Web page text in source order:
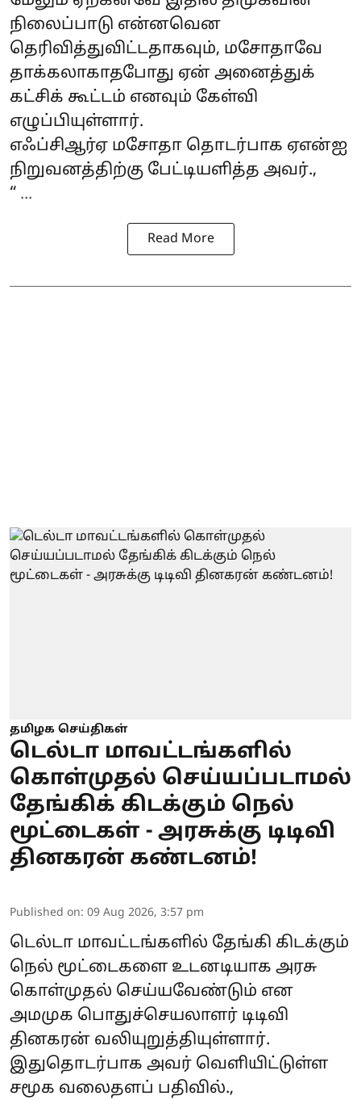
நிலைப்பாடு என்னவென
தெரிவித்துவிட்டதாகவும், மசோதாவே
தாக்கலாகாதபோது ஏன் அனைத்துக்
கட்சிக் கூட்டம் எனவும் கேள்வி
எழுப்பியுள்ளார்.
எஃப்சிஆர்ஏ மசோதா தொடர்பாக ஏஎன்ஐ
நிறுவனத்திற்கு பேட்டியளித்த அவர்.,
“ ...
Read More
தமிழக செய்திகள்
டெல்டா மாவட்டங்களில்
கொள்முதல் செய்யப்படாமல்
தேங்கிக் கிடக்கும் நெல்
மூட்டைகள் - அரசுக்கு டிடிவி
தினகரன் கண்டனம்!
Published on: 09 Aug 2026, 3:57 pm
டெல்டா மாவட்டங்களில் தேங்கி கிடக்கும்
நெல் மூட்டைகளை உடனடியாக அரசு
கொள்முதல் செய்யவேண்டும் என
அமமுக பொதுச்செயலாளர் டிடிவி
தினகரன் வலியுறுத்தியுள்ளார்.
இதுதொடர்பாக அவர் வெளியிட்டுள்ள
சமூக வலைதளப் பதிவில்.,